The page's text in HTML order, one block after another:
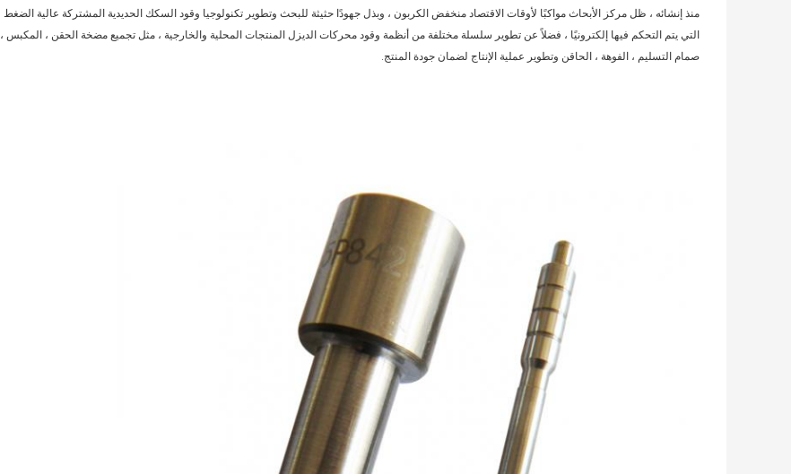
منذ إنشائه ، ظل مركز الأبحاث مواكبًا لأوقات الاقتصاد منخفض الكربون ، وبذل جهودًا حثيثة للبحث وتطوير تكنولوجيا وقود السكك الحديدية المشتركة عالية الضغط
التي يتم التحكم فيها إلكترونيًا ، فضلاً عن تطوير سلسلة مختلفة من أنظمة وقود محركات الديزل المنتجات المحلية والخارجية ، مثل تجميع مضخة الحقن ، المكبس ،
صمام التسليم ، الفوهة ، الحاقن وتطوير عملية الإنتاج لضمان جودة المنتج.